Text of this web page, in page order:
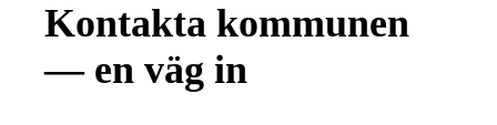
Kontakta kommunen
— en väg in